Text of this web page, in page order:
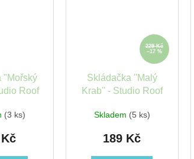
"Mořský
Roof
(3 ks)
229 Kč
–17 %
Skládačka ''Malý
Krab'' - Studio Roof
Skladem (5 ks)
189 Kč